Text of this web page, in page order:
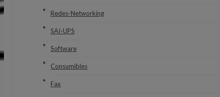
Redes-Networking
SAI-UPS
Software
Consumibles
Fax